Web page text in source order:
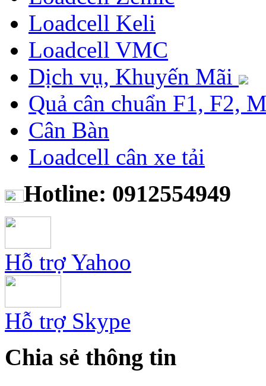
Loadcell Keli
Loadcell VMC
Dịch vụ, Khuyến Mãi
Quả cân chuẩn F1, F2,
Cân Bàn
Loadcell cân xe tải
Hotline: 0912554949
Hỗ trợ Yahoo
Hỗ trợ Skype
Chia sẻ thông tin